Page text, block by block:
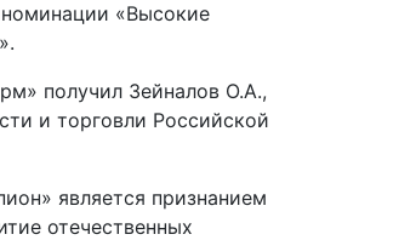
«Высокие
получил Зейналов О.А.,
и торговли Российской
является признанием
отечественных